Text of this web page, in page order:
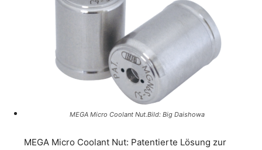
MEGA Micro Coolant Nut.Bild: Big Daishowa
MEGA Micro Coolant Nut: Patentierte Lösung zur